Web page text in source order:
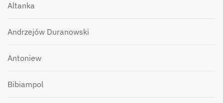
Altanka
Andrzejów Duranowski
Antoniew
Bibiampol